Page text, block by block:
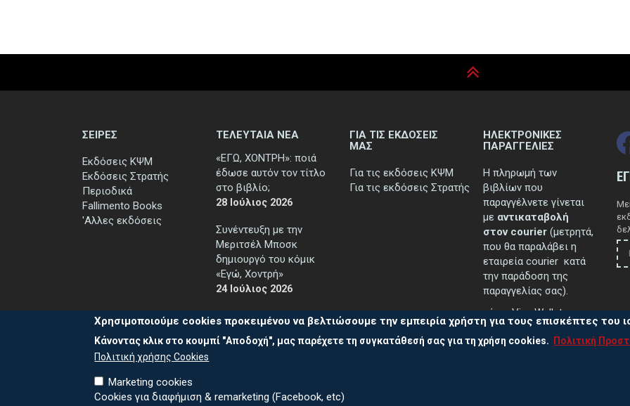
ΣΕΙΡΕΣ
Εκδόσεις ΚΨΜ
Εκδόσεις Στρατής
Περιοδικά
Fallimento Books
'Αλλες εκδόσεις
ΤΕΛΕΥΤΑΙΑ ΝΕΑ
«ΕΓΩ, ΧΟΝΤΡΗ»: ποιά
έδωσε αυτόν τον τίτλο
στο βιβλίο;
28 Ιούλιος 2026
Συνέντευξη με την
Μεριτσέλ Μποσκ
δημιουργό του κόμικ
«Εγώ, Χοντρή»
24 Ιούλιος 2026
ΓΙΑ ΤΙΣ ΕΚΔΟΣΕΙΣ
ΜΑΣ
Για τις εκδόσεις ΚΨΜ
Για τις εκδόσεις Στρατής
ΗΛΕΚΤΡΟΝΙΚΕΣ
ΠΑΡΑΓΓΕΛΙΕΣ
Η πληρωμή των
βιβλίων που
παραγγέλνετε γίνεται
με αντικαταβολή
στον courier (μετρητά,
που θα παραλάβει η
εταιρεία courier κατά
την παράδοση της
παραγγελίας σας).
μέσω Viva Wallet.
..περισσότερα
Χρησιμοποιούμε cookies προκειμένου να βελτιώσουμε την εμπειρία χρήστη για τους επισκέπτες του
Κάνοντας κλικ στο κουμπί "Αποδοχή", μας παρέχετε τη συγκατάθεσή σας για τη χρήση cookies.
Πολιτική
Πολιτική χρήσης Cookies
Marketing cookies
Cookies για διαφήμιση & remarketing (Facebook, etc)